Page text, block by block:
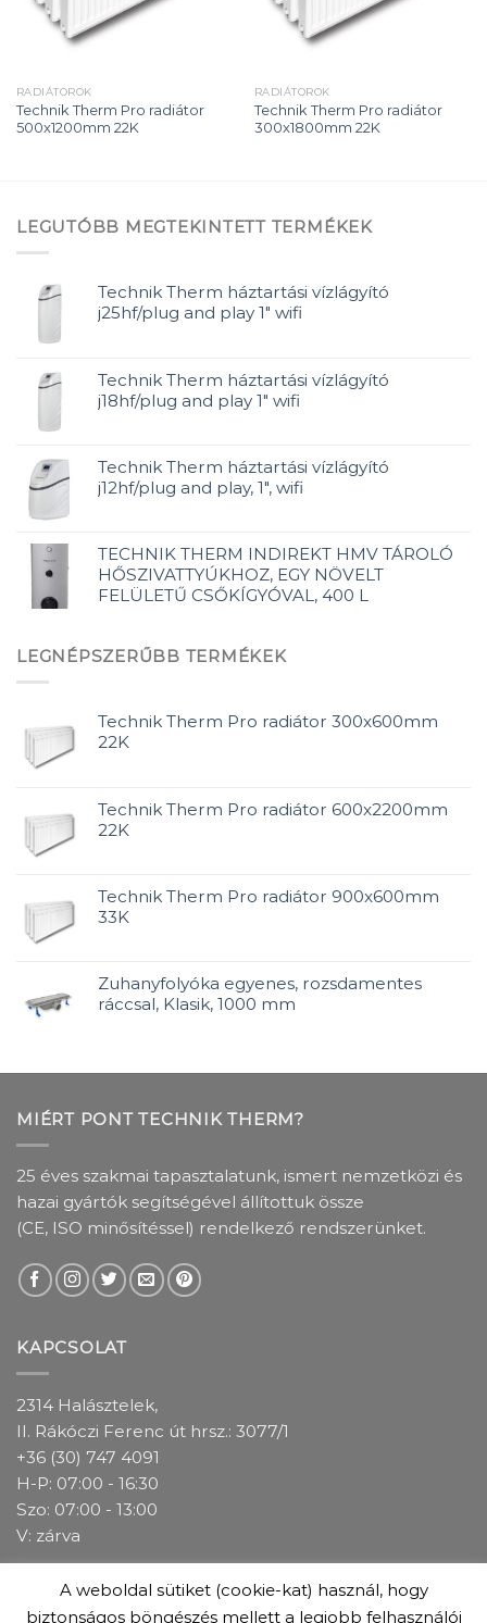
RADIÁTOROK
Technik Therm Pro radiátor
500x1200mm 22K
RADIÁTOROK
Technik Therm Pro radiátor
300x1800mm 22K
LEGUTÓBB MEGTEKINTETT TERMÉKEK
Technik Therm háztartási vízlágyító
j25hf/plug and play 1" wifi
Technik Therm háztartási vízlágyító
j18hf/plug and play 1" wifi
Technik Therm háztartási vízlágyító
j12hf/plug and play, 1", wifi
TECHNIK THERM INDIREKT HMV TÁROLÓ
HŐSZIVATTYÚKHOZ, EGY NÖVELT
FELÜLETŰ CSŐKÍGYÓVAL, 400 L
LEGNÉPSZERŰBB TERMÉKEK
Technik Therm Pro radiátor 300x600mm
22K
Technik Therm Pro radiátor 600x2200mm
22K
Technik Therm Pro radiátor 900x600mm
33K
Zuhanyfolyóka egyenes, rozsdamentes
ráccsal, Klasik, 1000 mm
MIÉRT PONT TECHNIK THERM?
25 éves szakmai tapasztalatunk, ismert nemzetközi és
hazai gyártók segítségével állítottuk össze
(CE, ISO minősítéssel) rendelkező rendszerünket.
KAPCSOLAT
2314 Halásztelek,
II. Rákóczi Ferenc út hrsz.: 3077/1
+36 (30) 747 4091
H-P: 07:00 - 16:30
Szo: 07:00 - 13:00
V: zárva
ADATKEZELÉSI TÁJÉKOZTATÓ
ÁSZF
GARANCIÁLIS FELTÉTELEK
ÜZLETEINK
A weboldal sütiket (cookie-kat) használ, hogy
biztonságos böngészés mellett a legjobb felhasználói